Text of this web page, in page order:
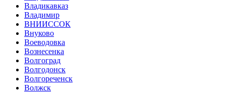
Владикавказ
Владимир
ВНИИССОК
Внуково
Воеводовка
Вознесенка
Волгоград
Волгодонск
Волгореченск
Волжск